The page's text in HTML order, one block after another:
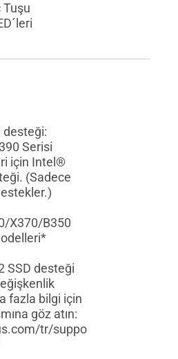
Tuşu
desteği:
Serisi
için Intel®
(Sadece
X370/B350
SSD desteği
fazla bilgi için
göz atın:
tr/suppo